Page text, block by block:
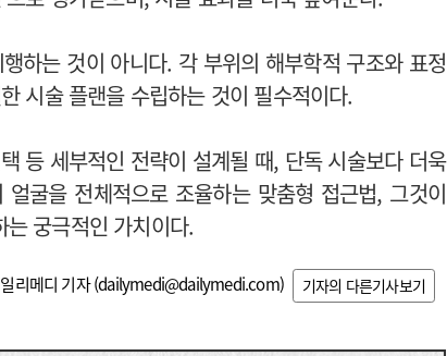
하는 것이 아니다. 각 부위의 해부학적 구조와 표정
시술 플랜을 수립하는 것이 필수적이다.
등 세부적인 전략이 설계될 때, 단독 시술보다 더욱
굴을 전체적으로 조율하는 맞춤형 접근법, 그것이
궁극적인 가치이다.
리메디 기자 (dailymedi@dailymedi.com) 기자의 다른기사보기